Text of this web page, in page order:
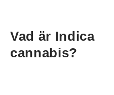
Vad är Indica
cannabis?